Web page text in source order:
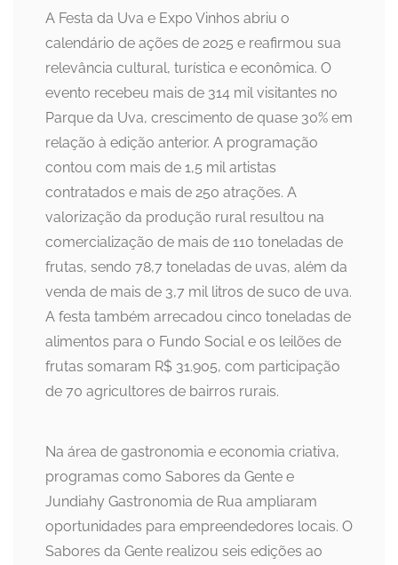
A Festa da Uva e Expo Vinhos abriu o
calendário de ações de 2025 e reafirmou sua
relevância cultural, turística e econômica. O
evento recebeu mais de 314 mil visitantes no
Parque da Uva, crescimento de quase 30% em
relação à edição anterior. A programação
contou com mais de 1,5 mil artistas
contratados e mais de 250 atrações. A
valorização da produção rural resultou na
comercialização de mais de 110 toneladas de
frutas, sendo 78,7 toneladas de uvas, além da
venda de mais de 3,7 mil litros de suco de uva.
A festa também arrecadou cinco toneladas de
alimentos para o Fundo Social e os leilões de
frutas somaram R$ 31.905, com participação
de 70 agricultores de bairros rurais.
Na área de gastronomia e economia criativa,
programas como Sabores da Gente e
Jundiahy Gastronomia de Rua ampliaram
oportunidades para empreendedores locais. O
Sabores da Gente realizou seis edições ao